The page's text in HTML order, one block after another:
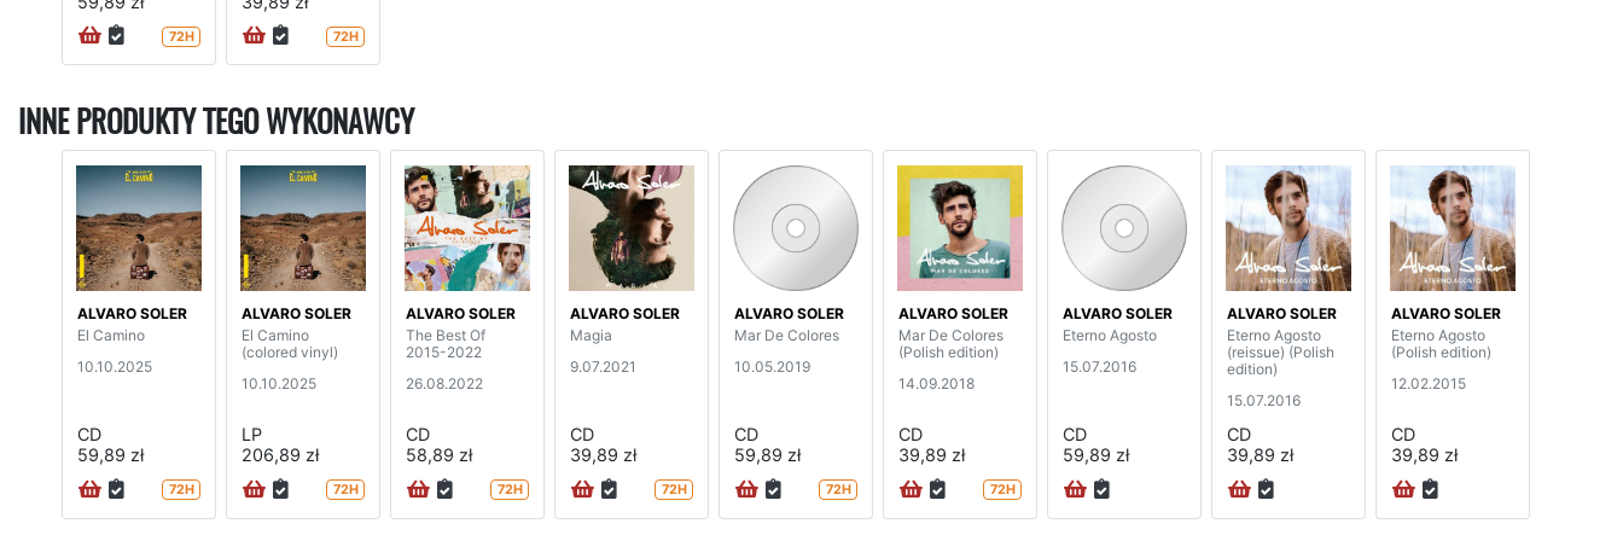
72H 72H
INNE PRODUKTY TEGO WYKONAWCY
ALVARO SOLER
El Camino
10.10.2025
CD
59,89 zł
72H
ALVARO SOLER
El Camino
(colored vinyl)
10.10.2025
LP
206,89 zł
72H
ALVARO SOLER
The Best Of
2015-2022
26.08.2022
CD
58,89 zł
72H
ALVARO SOLER
Magia
9.07.2021
CD
39,89 zł
72H
ALVARO SOLER
Mar De Colores
10.05.2019
CD
59,89 zł
72H
ALVARO SOLER
Mar De Colores
(Polish edition)
14.09.2018
CD
39,89 zł
72H
ALVARO SOLER
Eterno Agosto
15.07.2016
CD
59,89 zł
ALVARO SOLER
Eterno Agosto
(reissue) (Polish
edition)
15.07.2016
CD
39,89 zł
ALVARO SOLER
Eterno Agosto
(Polish edition)
12.02.2015
CD
39,89 zł